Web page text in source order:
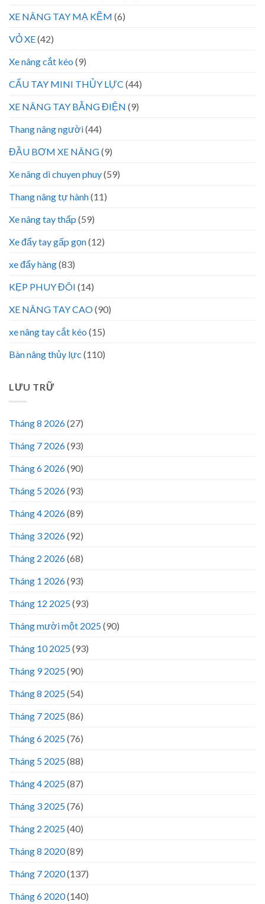
XE NÂNG TAY MẠ KẼM (6)
VỎ XE(42)
Xe nâng cắt kéo (9)
CẨU TAY MINI THỦY LỰC (44)
XE NÂNG TAY BẰNG ĐIỆN (9)
Thang nâng người(44)
ĐẦU BƠM XE NÂNG(9)
Xe nâng di chuyen phuy(59)
Thang nâng tự hành(11)
Xe nâng tay thấp (59)
Xe đẩy tay gấp gọn(12)
xe đẩy hàng(83)
KẸP PHUY ĐÔI (14)
XE NÂNG TAY CAO(90)
xe nâng tay cắt kéo (15)
Bàn nâng thủy lực (110)
LƯU TRỮ
Tháng 8 2026(27)
Tháng 7 2026(93)
Tháng 6 2026(90)
Tháng 5 2026(93)
Tháng 4 2026(89)
Tháng 3 2026(92)
Tháng 2 2026(68)
Tháng 1 2026(93)
Tháng 12 2025(93)
Tháng mười một 2025(90)
Tháng 10 2025(93)
Tháng 9 2025(90)
Tháng 8 2025(54)
Tháng 7 2025(86)
Tháng 6 2025(76)
Tháng 5 2025(88)
Tháng 4 2025(87)
Tháng 3 2025(76)
Tháng 2 2025(40)
Tháng 8 2020(89)
Tháng 7 2020(137)
Tháng 6 2020(140)